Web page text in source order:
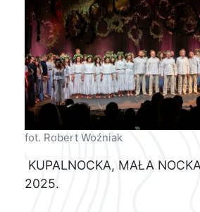
fot. Robert Woźniak
KUPALNOCKA, MAŁA
2025.